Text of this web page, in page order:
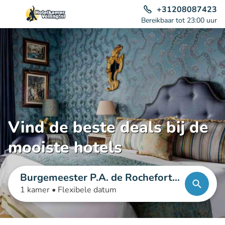
+31208087423
Bereikbaar tot 23:00 uur
Vind de beste deals bij de
mooiste hotels
Burgemeester P.A. de Rocheforts
traat
1 kamer • Flexibele datum